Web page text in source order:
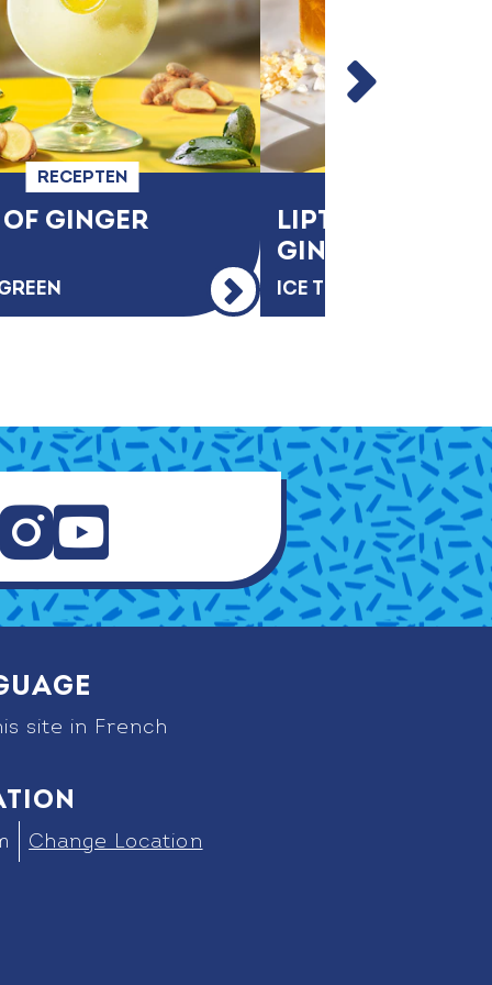
GINGER
RECEPTEN
ICE TEA SPARKLING
LIPTON LEMON
GINGER
gram be
site in French
Change Location